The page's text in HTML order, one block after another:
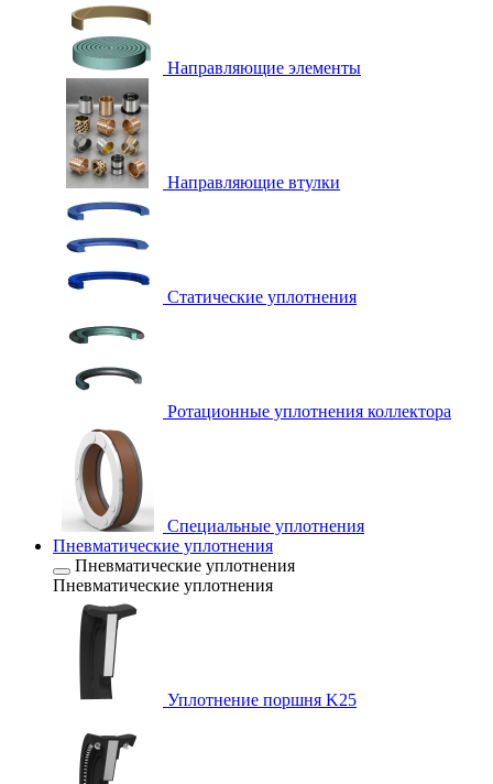
Направляющие элементы
Направляющие втулки
Статические уплотнения
Ротационные уплотнения коллектора
Специальные уплотнения
Пневматические уплотнения
Пневматические уплотнения
Пневматические уплотнения
Уплотнение поршня K25